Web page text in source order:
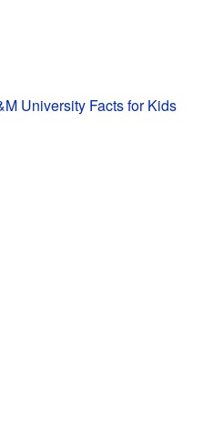
University Facts for Kids